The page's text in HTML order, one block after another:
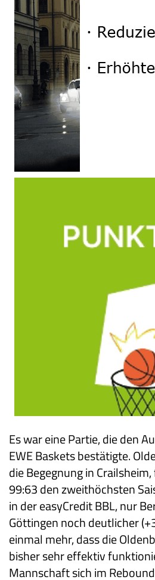
Es war eine Partie, die den
EWE Baskets bestätigte.
die Begegnung in
99:63 den zweithöchsten
in der easyCredit BBL, nur
Göttingen noch deutlicher
einmal mehr, dass die
bisher sehr effektiv
Mannschaft sich im